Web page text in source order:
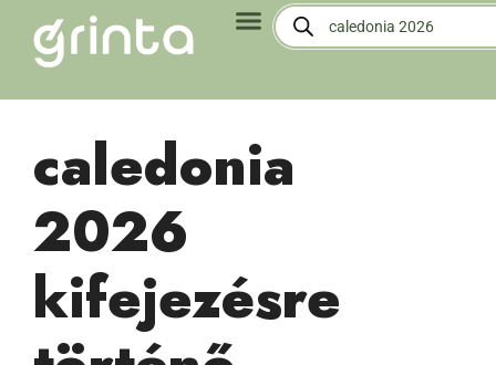
caledonia
2026
kifejezésre